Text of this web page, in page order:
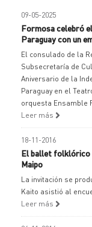
09-05-2025
Formosa celebró
Paraguay con un
El consulado de la
Subsecretaría de
Aniversario de la
Paraguay en el
orquesta Ensamble
Leer más
18-11-2016
El ballet folklórico
Maipo
La invitación se
Kaito asistió al
Leer más